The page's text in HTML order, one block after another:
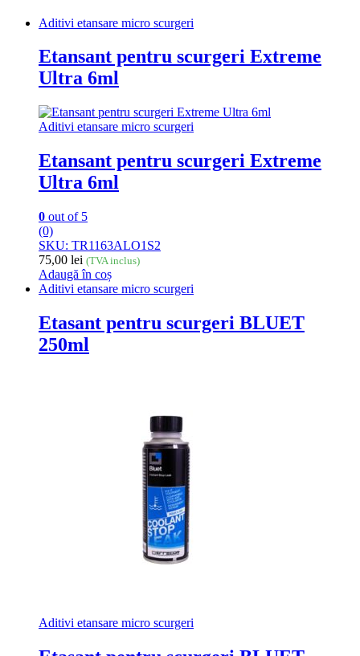
Aditivi etansare micro scurgeri
Etansant pentru scurgeri Extreme
Ultra 6ml
Aditivi etansare micro scurgeri
Etansant pentru scurgeri Extreme
Ultra 6ml
0 out of 5
(0)
SKU: TR1163ALO1S2
75,00 lei (TVA inclus)
Adaugă în coș
Aditivi etansare micro scurgeri
Etasant pentru scurgeri BLUET
250ml
Aditivi etansare micro scurgeri